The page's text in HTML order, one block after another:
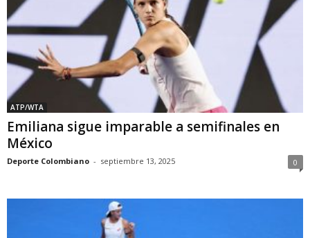
ATP/WTA
Emiliana sigue imparable a semifinales en
México
Deporte Colombiano - septiembre 13, 2025 0